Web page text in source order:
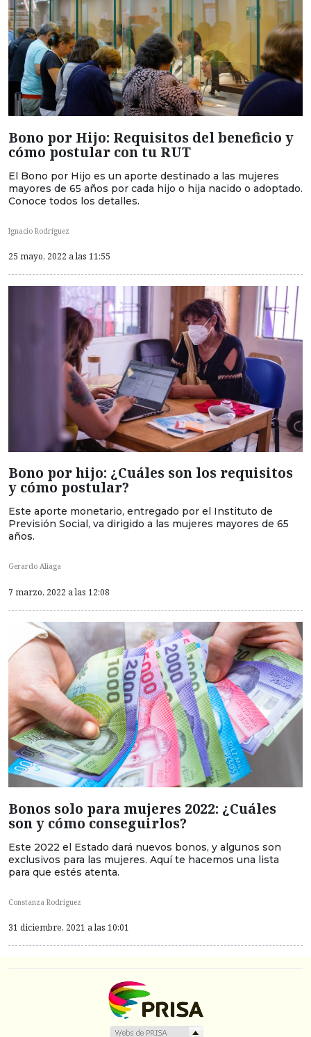
Bono por Hijo: Requisitos del beneficio y
cómo postular con tu RUT
El Bono por Hijo es un aporte destinado a las mujeres
mayores de 65 años por cada hijo o hija nacido o adoptado.
Conoce todos los detalles.
Ignacio Rodríguez
25 mayo, 2022 a las 11:55
Bono por hijo: ¿Cuáles son los requisitos
y cómo postular?
Este aporte monetario, entregado por el Instituto de
Previsión Social, va dirigido a las mujeres mayores de 65
años.
Gerardo Aliaga
7 marzo, 2022 a las 12:08
Bonos solo para mujeres 2022: ¿Cuáles
son y cómo conseguirlos?
Este 2022 el Estado dará nuevos bonos, y algunos son
exclusivos para las mujeres. Aquí te hacemos una lista
para que estés atenta.
Constanza Rodriguez
31 diciembre, 2021 a las 10:01